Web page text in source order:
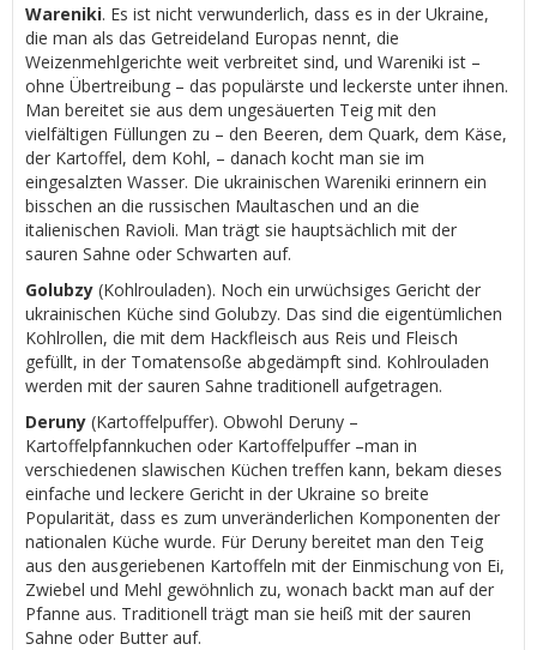
Wareniki. Es ist nicht verwunderlich, dass es in der Ukraine,
die man als das Getreideland Europas nennt, die
Weizenmehlgerichte weit verbreitet sind, und Wareniki ist –
ohne Übertreibung – das populärste und leckerste unter ihnen.
Man bereitet sie aus dem ungesäuerten Teig mit den
vielfältigen Füllungen zu – den Beeren, dem Quark, dem Käse,
der Kartoffel, dem Kohl, – danach kocht man sie im
eingesalzten Wasser. Die ukrainischen Wareniki erinnern ein
bisschen an die russischen Maultaschen und an die
italienischen Ravioli. Man trägt sie hauptsächlich mit der
sauren Sahne oder Schwarten auf.
Golubzy (Kohlrouladen). Noch ein urwüchsiges Gericht der
ukrainischen Küche sind Golubzy. Das sind die eigentümlichen
Kohlrollen, die mit dem Hackfleisch aus Reis und Fleisch
gefüllt, in der Tomatensoße abgedämpft sind. Kohlrouladen
werden mit der sauren Sahne traditionell aufgetragen.
Deruny (Kartoffelpuffer). Obwohl Deruny –
Kartoffelpfannkuchen oder Kartoffelpuffer –man in
verschiedenen slawischen Küchen treffen kann, bekam dieses
einfache und leckere Gericht in der Ukraine so breite
Popularität, dass es zum unveränderlichen Komponenten der
nationalen Küche wurde. Für Deruny bereitet man den Teig
aus den ausgeriebenen Kartoffeln mit der Einmischung von Ei,
Zwiebel und Mehl gewöhnlich zu, wonach backt man auf der
Pfanne aus. Traditionell trägt man sie heiß mit der sauren
Sahne oder Butter auf.